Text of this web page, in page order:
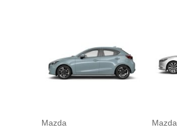
Mazda Mazda